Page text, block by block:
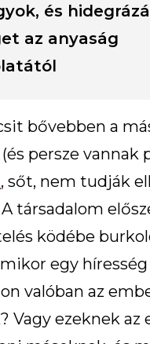
és
az anyaság
bővebben a
persze vannak
, sőt, nem tudják
társadalom
ködébe
egy
valóban az
Vagy ezeknek